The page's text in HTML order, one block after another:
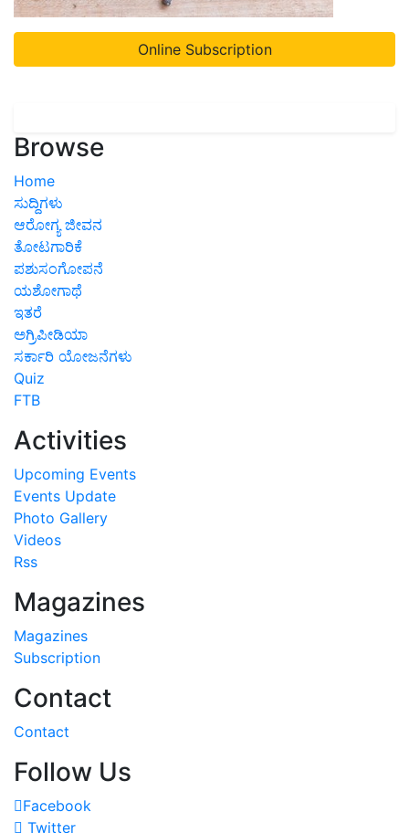
Online Subscription
Browse
Home
ಸುದ್ದಿಗಳು
ಆರೋಗ್ಯ ಜೀವನ
ತೋಟಗಾರಿಕೆ
ಪಶುಸಂಗೋಪನೆ
ಯಶೋಗಾಥೆ
ಇತರೆ
ಅಗ್ರಿಪೀಡಿಯಾ
ಸರ್ಕಾರಿ ಯೋಜನೆಗಳು
Quiz
FTB
Activities
Upcoming Events
Events Update
Photo Gallery
Videos
Rss
Magazines
Magazines
Subscription
Contact
Contact
Follow Us
Facebook
Twitter